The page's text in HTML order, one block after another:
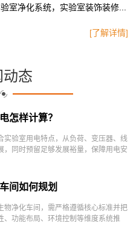
室净化系统，实验室装饰装修...
[了解详情]
动态
怎样计算？
实验室用电特点，从负荷、变压器、线
，同时预留足够发展裕量，保障用电安
间如何规划
物净化车间，需严格遵循核心标准并把
、功能布局、环境控制等维度系统推